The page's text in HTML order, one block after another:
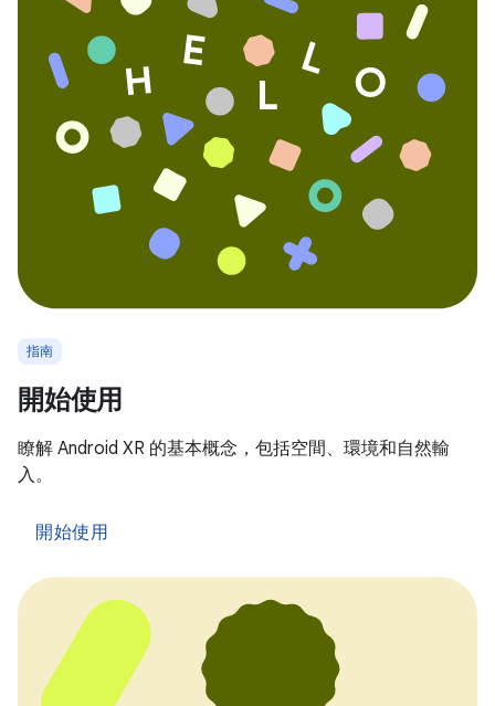
指南
開始使用
瞭解 Android XR 的基本概念，包括空間、環境和自然輸
入。
開始使用